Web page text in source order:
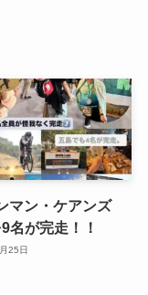
マン・ケアンズ
名が完走！！
25日